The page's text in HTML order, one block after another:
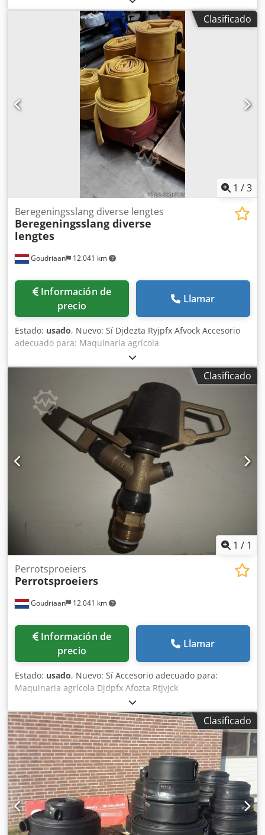
Clasificado
1 /3
Goudriaan 12.041 km
Beregeningsslang diverse lengtes
Beregeningsslang diverse
lengtes
Información de
precio
Llamar
Estado: usado, Nuevo: Sí Djdezta Ryjpfx Afvock Accesorio
adecuado para: Maquinaria agrícola
Clasificado
1 / 1
Goudriaan 12.041 km
Perrotsproeiers
Perrotsproeiers
Información de
precio
Llamar
Estado: usado, Nuevo: Sí Accesorio adecuado para:
Maquinaria agrícola Djdpfx Afozta Rtjvjck
Clasificado